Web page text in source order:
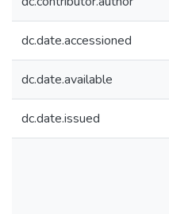
dc.date.accessioned
dc.date.available
dc.date.issued